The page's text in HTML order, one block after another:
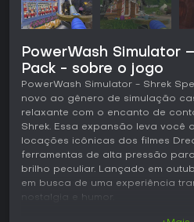
PowerWash Simulator
Pack - sobre o jogo
PowerWash Simulator - Shrek
novo ao gênero de simulação
relaxante com o encanto de
Shrek. Essa expansão leva você
locações icônicas dos filmes
ferramentas de alta pressão
brilho peculiar. Lançado em
em busca de uma experiência
nostalgia e humor.